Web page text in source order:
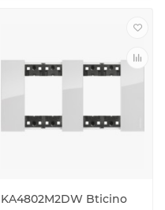
KA4802M2DW Bticino